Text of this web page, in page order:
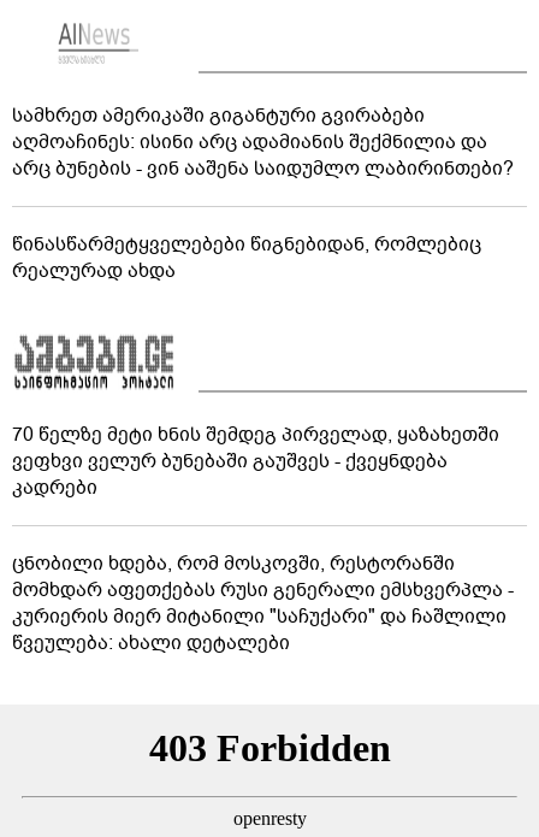
სამხრეთ ამერიკაში გიგანტური გვირაბები
აღმოაჩინეს: ისინი არც ადამიანის შექმნილია და
არც ბუნების - ვინ ააშენა საიდუმლო ლაბირინთები?
წინასწარმეტყველებები წიგნებიდან, რომლებიც
რეალურად ახდა
70 წელზე მეტი ხნის შემდეგ პირველად, ყაზახეთში
ვეფხვი ველურ ბუნებაში გაუშვეს - ქვეყნდება
კადრები
ცნობილი ხდება, რომ მოსკოვში, რესტორანში
მომხდარ აფეთქებას რუსი გენერალი ემსხვერპლა -
კურიერის მიერ მიტანილი "საჩუქარი" და ჩაშლილი
წვეულება: ახალი დეტალები